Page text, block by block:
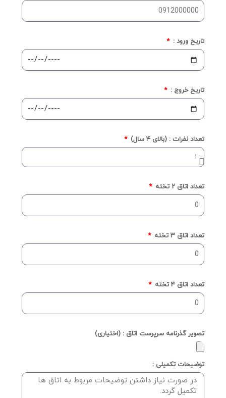
تاریخ ورود :
تاریخ خروج :
تعداد نفرات : (بالای ۴ سال)
تعداد اتاق ۲ تخته
تعداد اتاق ۳ تخته
تعداد اتاق ۴ تخته
تصویر گذرنامه سرپرست اتاق : (اختیاری)
توضیحات تکمیلی :